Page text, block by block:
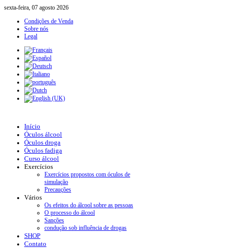
sexta-feira, 07 agosto 2026
Condições de Venda
Sobre nós
Legal
Início
Óculos álcool
Óculos droga
Óculos fadiga
Curso álcool
Exercícios
Exercícios propostos com óculos de
simulação
Precauções
Vários
Os efeitos do álcool sobre as pessoas
O processo do álcool
Sanções
condução sob influência de drogas
SHOP
Contato